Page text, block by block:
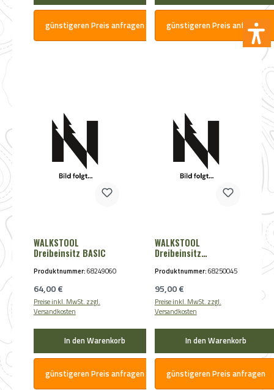
günstigeren Preis anfragen günstigeren Preis anfragen
WALKSTOOL
Dreibeinsitz BASIC
Produktnummer:68249060
Regulärer Preis:
64,00 €
Preise inkl. MwSt. zzgl.
Versandkosten
In den Warenkorb
günstigeren Preis anfragen
WALKSTOOL
Dreibeinsitz
Produktnummer:68250045
Regulärer Preis:
95,00 €
Preise inkl. MwSt. zzgl.
Versandkosten
In den Warenkorb
günstigeren Preis anfragen